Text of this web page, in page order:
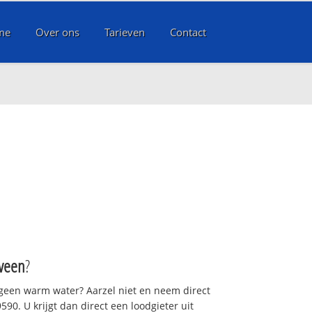
Over ons Tarieven Contact
?
warm water? Aarzel niet en neem direct
U krijgt dan direct een loodgieter uit